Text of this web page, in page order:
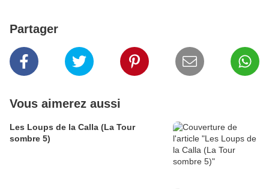
Partager
Vous aimerez aussi
Les Loups de la Calla (La Tour
sombre 5)